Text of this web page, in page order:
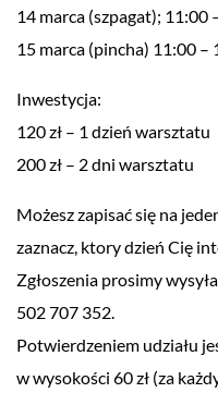
14 marca (szpagat); 11:00
15 marca (pincha) 11:00 –
Inwestycja:
120 zł – 1 dzień warsztatu
200 zł – 2 dni warsztatu
Możesz zapisać się na
zaznacz, ktory dzień Cię
Zgłoszenia prosimy
502 707 352.
Potwierdzeniem udziału
w wysokości 60 zł (za